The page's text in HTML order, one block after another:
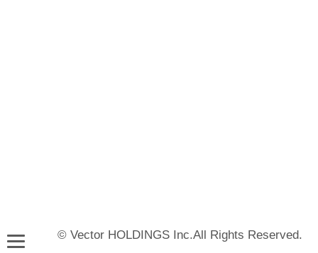
© Vector HOLDINGS Inc.All Rights Reserved.